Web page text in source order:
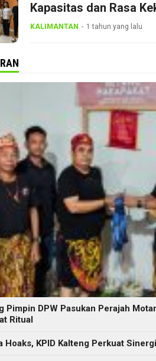
Kapasitas dan Rasa
KALIMANTAN 1 tahun yang lalu
Pimpin DPW Pasukan Perajah
Ritual
Hoaks, KPID Kalteng Perkuat